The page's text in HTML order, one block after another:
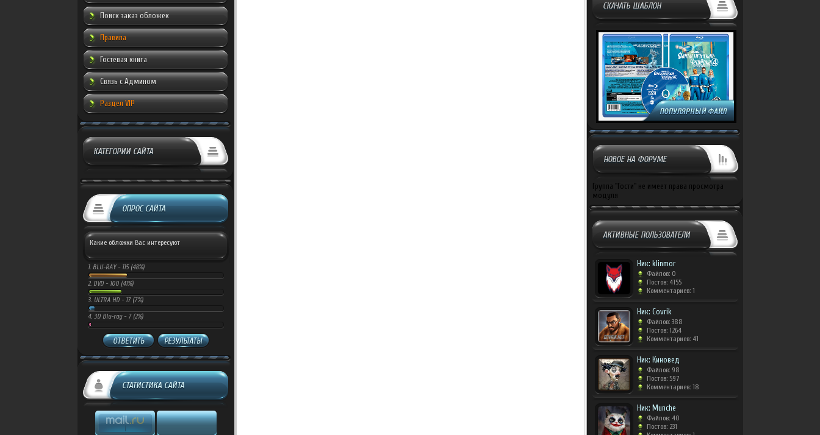
Поиск заказ обложек
Правила
Гостевая книга
Связь с Админом
Раздел VIP
КАТЕГОРИИ САЙТА
ОПРОС САЙТА
Какие обложки Вас интересуют
1. BLU-RAY - 115 (48%)
2. DVD - 100 (41%)
3. ULTRA HD - 17 (7%)
4. 3D Blu-ray - 7 (2%)
ОТВЕТИТЬ РЕЗУЛЬТАТЫ
СТАТИСТИКА САЙТА
СКАЧАТЬ ШАБЛОН
НОВОЕ НА ФОРУМЕ
Группа "Гости" не имеет права просмотра
модуля
АКТИВНЫЕ ПОЛЬЗОВАТЕЛИ
Ник: klinmor
Файлов: 0
Постов: 4155
Комментариев: 1
Ник: Covrik
Файлов: 388
Постов: 1264
Комментариев: 41
Ник: Киновед
Файлов: 98
Постов: 597
Комментариев: 18
Ник: Munche
Файлов: 40
Постов: 231